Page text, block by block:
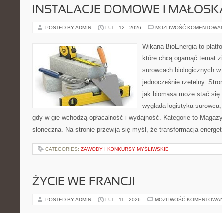
INSTALACJE DOMOWE I
POSTED BY ADMIN LUT - 12 - 2026 MOŻLIWOŚĆ
Wikana BioEnergia to
które chcą ogarnąć temat
surowcach biologicznych
jednocześnie rzetelny.
jak biomasa może stać się
wygląda logistyka
gdy w grę wchodzą opłacalność i wydajność. Kategorie to
słoneczna. Na stronie przewija się myśl, że transformacja
CATEGORIES: ZAWODY I KONKURSY MYŚLIWSKIE
ŻYCIE WE FRANCJI
POSTED BY ADMIN LUT - 11 - 2026 MOŻLIWOŚĆ